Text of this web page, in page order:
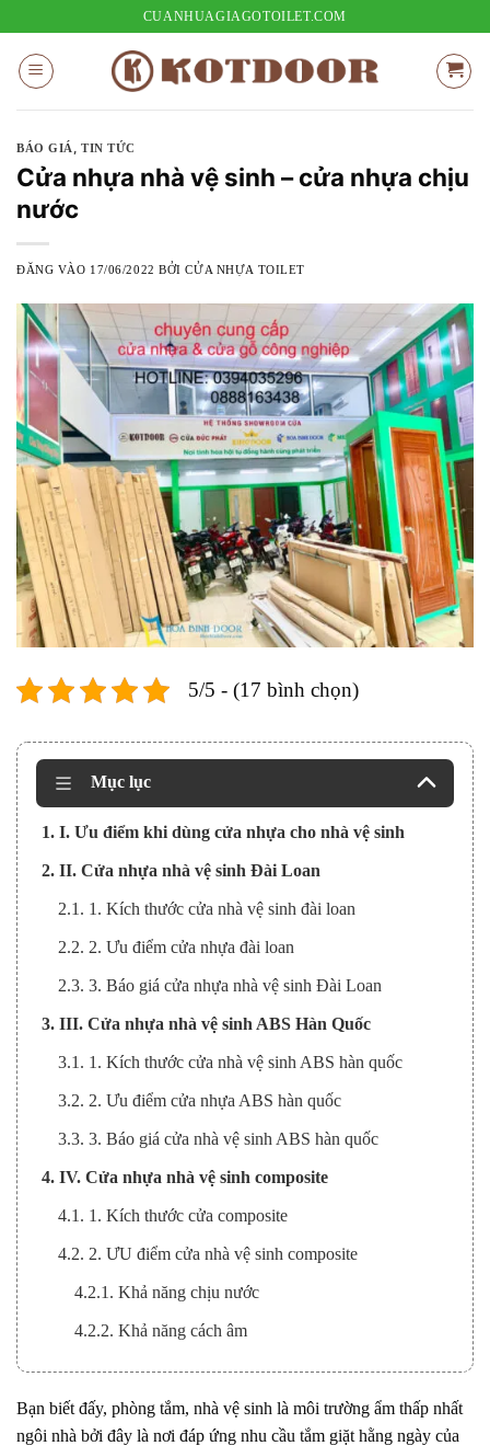
nội
dung
CUANHUAGIAGOTOILET.COM
BÁO GIÁ ,TIN TỨC
Cửa nhựa nhà vệ sinh – cửa nhựa chịu
nước
ĐĂNG VÀO 17/06/2022 BỞICỬA NHỰA TOILET
5/5 - (17 bình chọn)
Mục lục
1. I. Ưu điểm khi dùng cửa nhựa cho nhà vệ sinh
2. II. Cửa nhựa nhà vệ sinh Đài Loan
2.1. 1. Kích thước cửa nhà vệ sinh đài loan
2.2. 2. Ưu điểm cửa nhựa đài loan
2.3. 3. Báo giá cửa nhựa nhà vệ sinh Đài Loan
3. III. Cửa nhựa nhà vệ sinh ABS Hàn Quốc
3.1. 1. Kích thước cửa nhà vệ sinh ABS hàn quốc
3.2. 2. Ưu điểm cửa nhựa ABS hàn quốc
3.3. 3. Báo giá cửa nhà vệ sinh ABS hàn quốc
4. IV. Cửa nhựa nhà vệ sinh composite
4.1. 1. Kích thước cửa composite
4.2. 2. ƯU điểm cửa nhà vệ sinh composite
4.2.1. Khả năng chịu nước
4.2.2. Khả năng cách âm
4.2.3. Khả năng chịu lực tác động, cảm quan sử dụng.
4.2.4. Thích ứng với điều kiện lắp đặt thực tế và hệ
phụ kiện đi kèm.
Bạn biết đấy, phòng tắm, nhà vệ sinh là môi trường ẩm thấp nhất
ngôi nhà bởi đây là nơi đáp ứng nhu cầu tắm giặt hằng ngày của